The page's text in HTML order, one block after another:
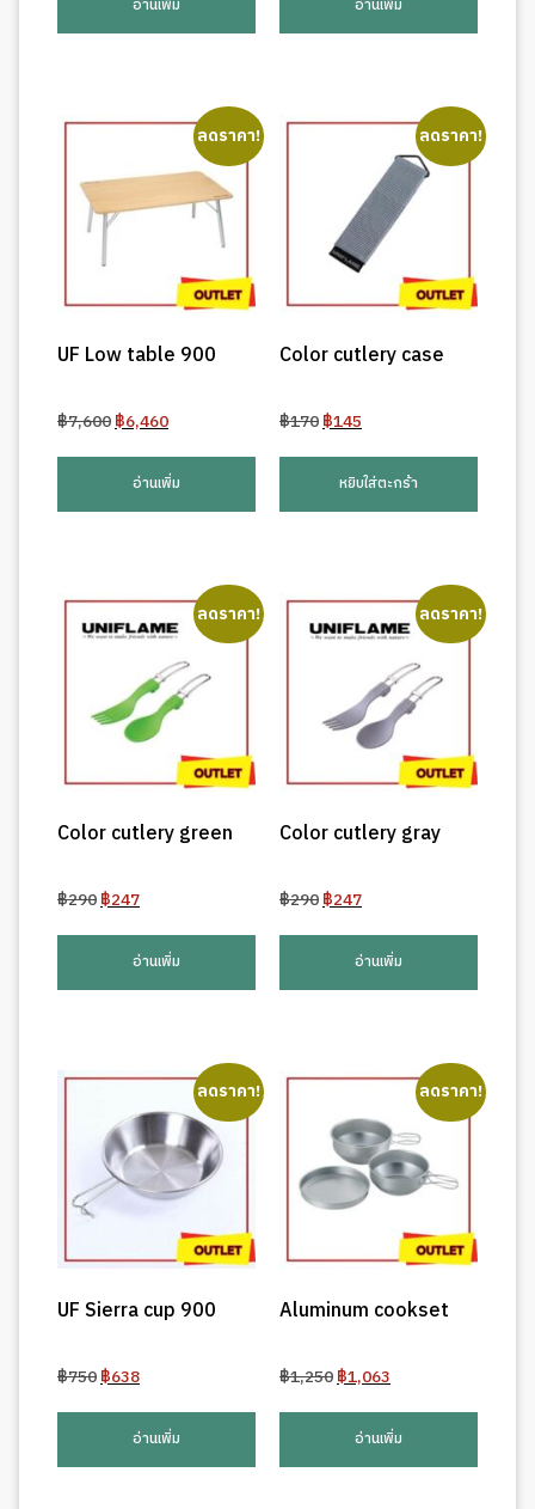
฿1,550.฿1,318.
อ่านเพิ่ม
฿6,500.฿5,525.
อ่านเพิ่ม
ลดราคา!
UF Low table 900
฿7,600Original
was:
฿7,600.
฿6,460Current
is:
฿6,460.
อ่านเพิ่ม
ลดราคา!
Color cutlery case
฿170Original
฿170.
฿145
is:
฿145.
หยิบใส่ตะกร้า
ลดราคา!
Color cutlery green
฿290Original
฿290.
฿247Current
is:
฿247.
อ่านเพิ่ม
ลดราคา!
Color cutlery gray
฿290Original
฿290.
฿247Current
is:
฿247.
อ่านเพิ่ม
ลดราคา!
UF Sierra cup 900
฿750Original
฿750.
฿638Current
is:
฿638.
อ่านเพิ่ม
ลดราคา!
Aluminum cookset
฿1,250Original
was:
฿1,250.
฿1,063Current
is:
฿1,063.
อ่านเพิ่ม